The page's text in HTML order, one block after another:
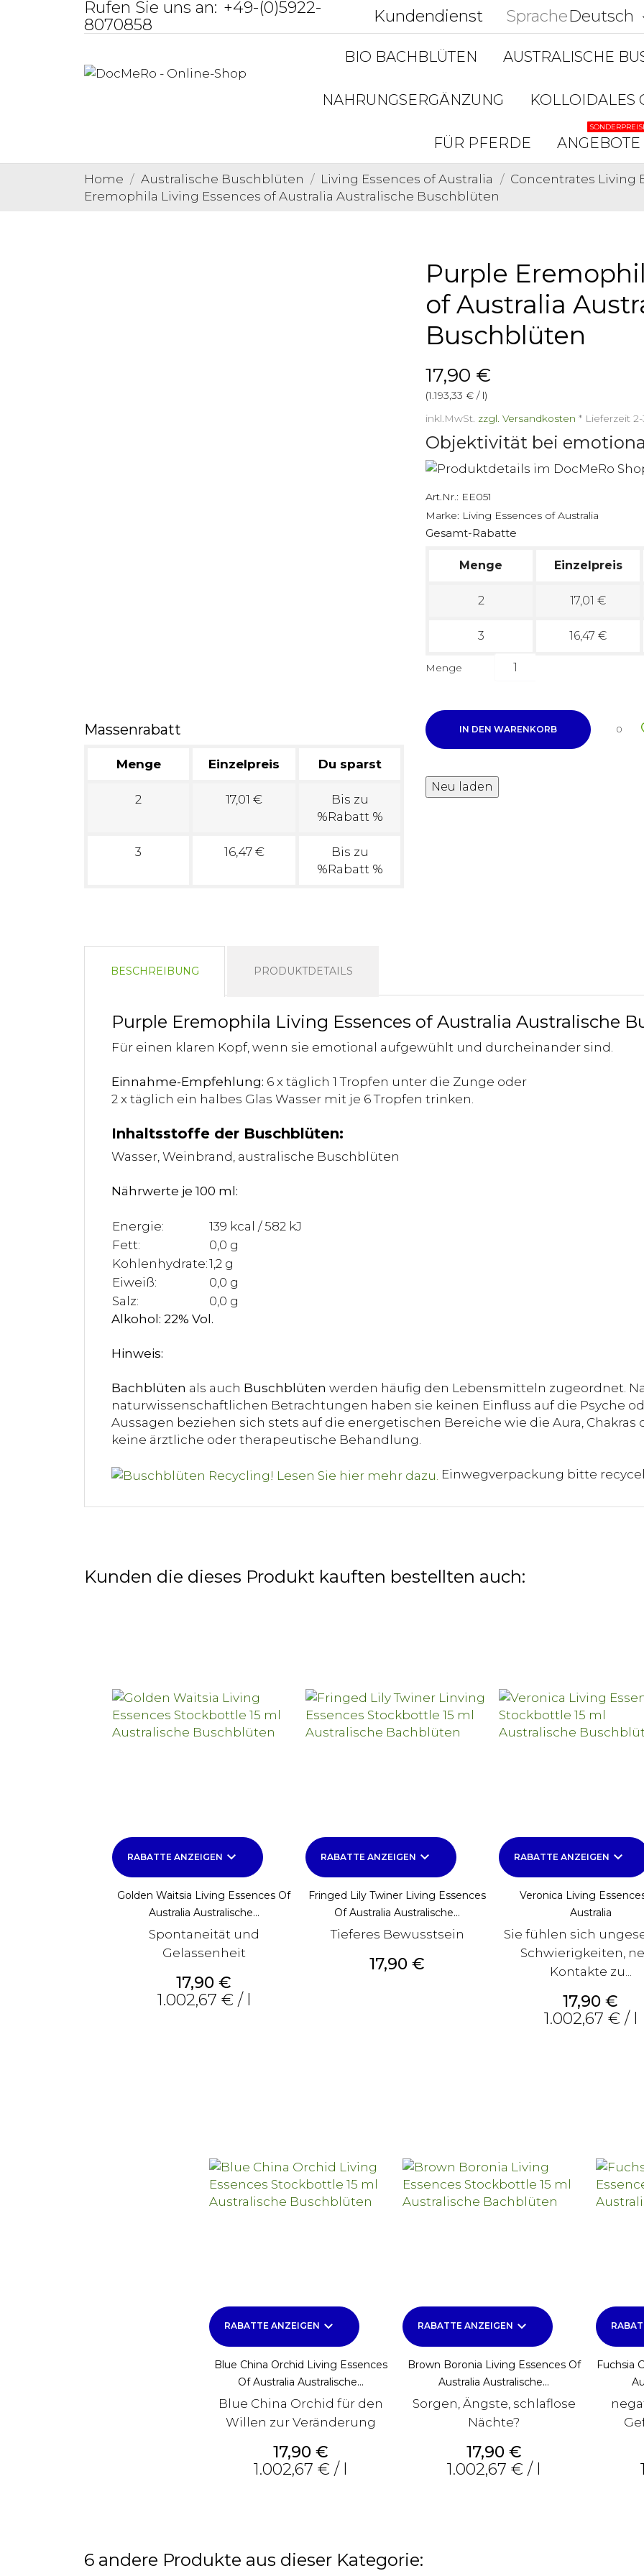
Rufen Sie uns an: +49-(0)5922-
8070858
Kundendienst SpracheDeutsch
BIO BACHBLÜTEN AUSTRALISCHE
NAHRUNGSERGÄNZUNG KOLLOIDALES
FÜR PFERDE ANGEBOTE
Home Australische Buschblüten Living Essences of Australia Concentrates Living
Eremophila Living Essences of Australia Australische Buschblüten
Massenrabatt
Menge Einzelpreis Du sparst
2 17,01 €
Bis zu
%Rabatt %
3 16,47 €
Bis zu
%Rabatt %
Purple
of Australia
Buschblüten
17,90 €
(1.193,33 € / l)
inkl.MwSt. zzgl. Versandkosten * Lieferzeit
Objektivität bei
Art.Nr.: EE051
Marke: Living Essences of Australia
Gesamt-Rabatte
Menge Einzelpreis
2 17,01 €
3 16,47 €
Menge
IN DEN WARENKORB 0
BESCHREIBUNG PRODUKTDETAILS
Purple Eremophila Living Essences of Australia Australische
Für einen klaren Kopf, wenn sie emotional aufgewühlt und durcheinander sind.
Einnahme-Empfehlung: 6 x täglich 1 Tropfen unter die Zunge oder
2 x täglich ein halbes Glas Wasser mit je 6 Tropfen trinken.
Inhaltsstoffe der Buschblüten:
Wasser, Weinbrand, australische Buschblüten
Nährwerte je 100 ml:
Energie:
139 kcal / 582 kJ
Fett:
0,0 g
Kohlenhydrate:1,2 g
Eiweiß:
0,0 g
Salz:
0,0 g
Alkohol: 22% Vol.
Hinweis:
Bachblüten als auch Buschblüten werden häufig den Lebensmitteln zugeordnet.
naturwissenschaftlichen Betrachtungen haben sie keinen Einfluss auf die Psyche
Aussagen beziehen sich stets auf die energetischen Bereiche wie die Aura, Chakras
keine ärztliche oder therapeutische Behandlung.
Einwegverpackung bitte
Kunden die dieses Produkt kauften bestellten auch:
RABATTE ANZEIGEN keyboard_arrow_down
Golden Waitsia Living Essences Of
Australia Australische...
Spontaneität und
Gelassenheit
Preis
17,90 €
1.002,67 € / l
RABATTE ANZEIGEN keyboard_arrow_down
Fringed Lily Twiner Living Essences
Of Australia Australische...
Tieferes Bewusstsein
Preis
17,90 €
RABATTE ANZEIGEN keyboard_arrow_down
Veronica Living
Australia
Sie fühlen sich
Schwierigkeiten,
Kontakte zu...
Preis
17,90 €
1.002,67 € / l
RABATTE ANZEIGEN keyboard_arrow_down
Blue China Orchid Living Essences
Of Australia Australische...
Blue China Orchid für den
Willen zur Veränderung
Preis
17,90 €
1.002,67 € / l
RABATTE ANZEIGEN keyboard_arrow_down
Brown Boronia Living Essences Of
Australia Australische...
Sorgen, Ängste, schlaflose
Nächte?
Preis
17,90 €
1.002,67 € / l
Fuchsia
6 andere Produkte aus dieser Kategorie: